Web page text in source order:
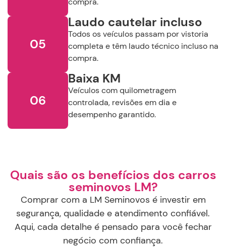
05
Laudo cautelar incluso
Todos os veículos passam por vistoria
completa e têm laudo técnico incluso na
compra.
06
Baixa KM
Veículos com quilometragem
controlada, revisões em dia e
desempenho garantido.
Quais são os benefícios dos carros
seminovos LM?
Comprar com a LM Seminovos é investir em
segurança, qualidade e atendimento confiável.
Aqui, cada detalhe é pensado para você fechar
negócio com confiança.